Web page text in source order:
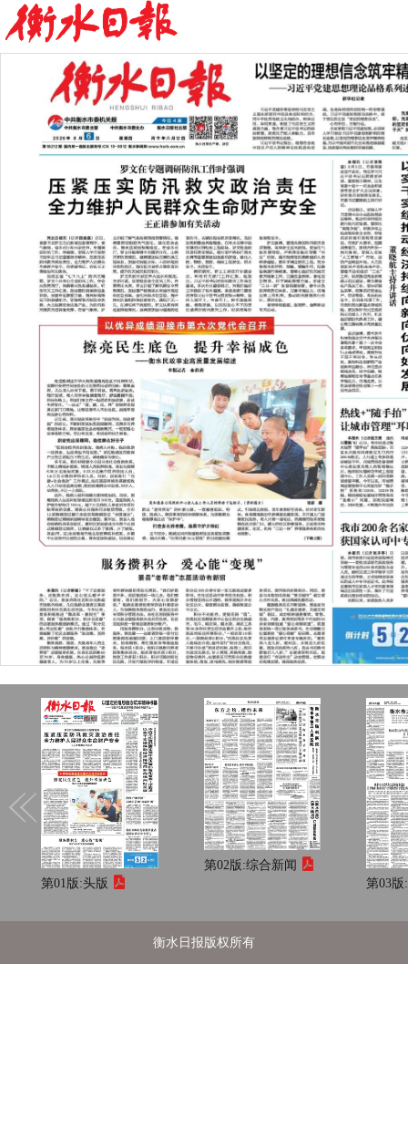
第01版:头版
第02版:综合新闻
第03版:
衡水日报版权所有